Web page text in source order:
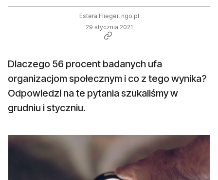
Estera Flieger, ngo.pl
29 stycznia 2021
Dlaczego 56 procent badanych ufa
organizacjom społecznym i co z tego wynika?
Odpowiedzi na te pytania szukaliśmy w
grudniu i styczniu.